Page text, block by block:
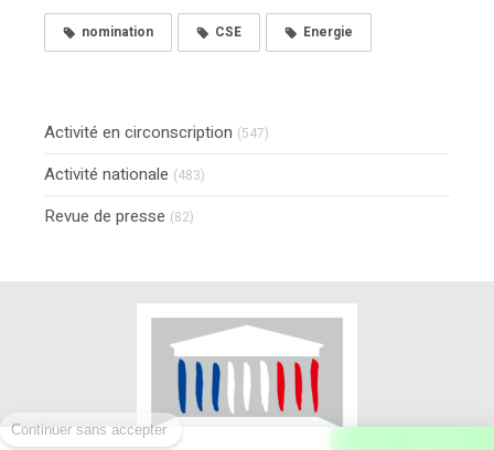
nomination CSE Energie
Activité en circonscription (547)
Activité nationale (483)
Revue de presse (82)